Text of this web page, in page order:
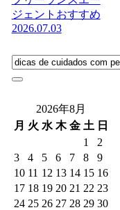
ジェントおすすめ
2026.07.03
2026年8月
月 火 水 木 金 土 日
1
2
3
4 5 6 7 8
9
10 11 12 13 14 15 16
17 18 19 20 21 22 23
24 25 26 27 28 29 30